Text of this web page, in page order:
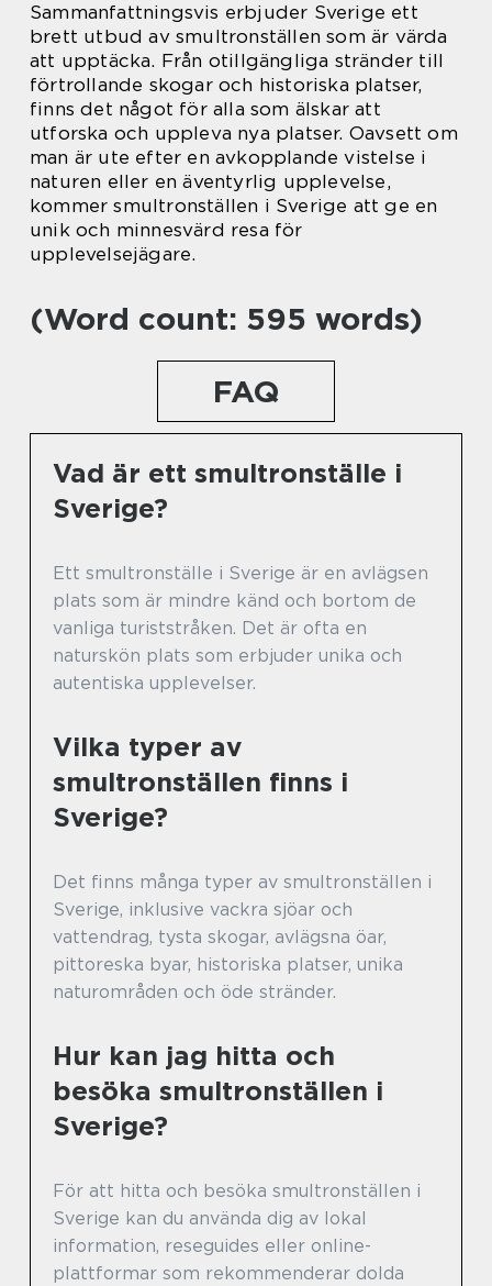
Sammanfattningsvis erbjuder Sverige ett
brett utbud av smultronställen som är värda
att upptäcka. Från otillgängliga stränder till
förtrollande skogar och historiska platser,
finns det något för alla som älskar att
utforska och uppleva nya platser. Oavsett om
man är ute efter en avkopplande vistelse i
naturen eller en äventyrlig upplevelse,
kommer smultronställen i Sverige att ge en
unik och minnesvärd resa för
upplevelsejägare.
(Word count: 595 words)
FAQ
Vad är ett smultronställe i
Sverige?
Ett smultronställe i Sverige är en avlägsen
plats som är mindre känd och bortom de
vanliga turiststråken. Det är ofta en
naturskön plats som erbjuder unika och
autentiska upplevelser.
Vilka typer av
smultronställen finns i
Sverige?
Det finns många typer av smultronställen i
Sverige, inklusive vackra sjöar och
vattendrag, tysta skogar, avlägsna öar,
pittoreska byar, historiska platser, unika
naturområden och öde stränder.
Hur kan jag hitta och
besöka smultronställen i
Sverige?
För att hitta och besöka smultronställen i
Sverige kan du använda dig av lokal
information, reseguides eller online-
plattformar som rekommenderar dolda